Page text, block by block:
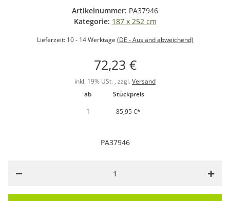
Artikelnummer: PA37946
Kategorie: 187 x 252 cm
Lieferzeit: 10 - 14 Werktage (DE - Ausland abweichend)
72,23 €
inkl. 19% USt. , zzgl. Versand
ab
Stückpreis
1
85,95 €*
PA37946